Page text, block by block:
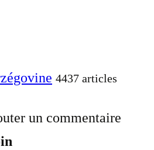
4437 articles
un commentaire